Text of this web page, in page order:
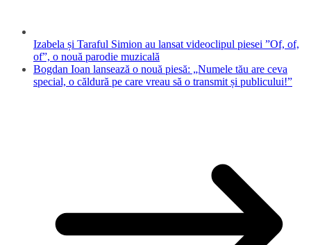
Izabela și Taraful Simion au lansat videoclipul piesei ”Of, of,
of”, o nouă parodie muzicală
Bogdan Ioan lansează o nouă piesă: „Numele tău are ceva
special, o căldură pe care vreau să o transmit și publicului!”